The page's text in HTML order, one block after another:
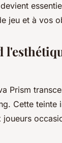
jeu et à vos
Prism
Cette teinte